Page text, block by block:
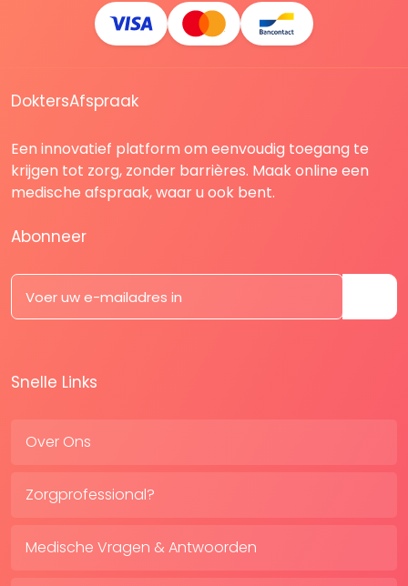
DoktersAfspraak
Een innovatief platform om eenvoudig toegang te
krijgen tot zorg, zonder barrières. Maak online een
medische afspraak, waar u ook bent.
Abonneer
Snelle Links
Over Ons
Zorgprofessional?
Medische Vragen & Antwoorden